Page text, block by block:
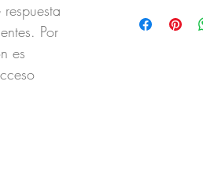
Por
es